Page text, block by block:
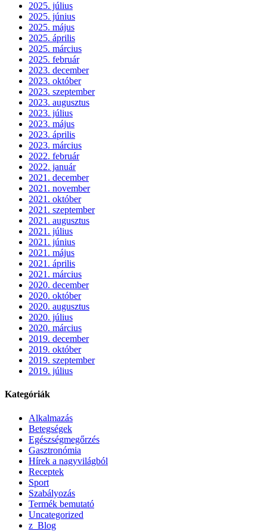
2025. július
2025. június
2025. május
2025. április
2025. március
2025. február
2023. december
2023. október
2023. szeptember
2023. augusztus
2023. július
2023. május
2023. április
2023. március
2022. február
2022. január
2021. december
2021. november
2021. október
2021. szeptember
2021. augusztus
2021. július
2021. június
2021. május
2021. április
2021. március
2020. december
2020. október
2020. augusztus
2020. július
2020. március
2019. december
2019. október
2019. szeptember
2019. július
Kategóriák
Alkalmazás
Betegségek
Egészségmegőrzés
Gasztronómia
Hírek a nagyvilágból
Receptek
Sport
Szabályozás
Termék bemutató
Uncategorized
z_Blog